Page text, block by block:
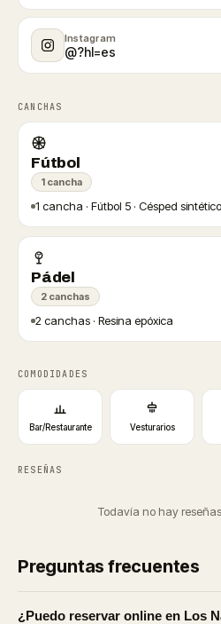
Instagram
@?hl=es
CANCHAS
Fútbol
1 cancha
1 cancha · Fútbol 5 · Césped sintético
Pádel
2 canchas
2 canchas · Resina epóxica
COMODIDADES
Bar/Restaurante Vesturarios
RESEÑAS
Todavía no hay
Preguntas frecuentes
¿Puedo reservar online en Los